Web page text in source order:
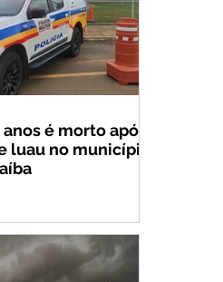
é morto após
luau no município